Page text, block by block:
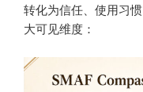
转化为信任、使用习
大可见维度：